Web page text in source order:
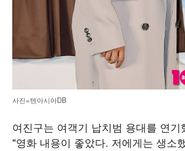
사진=텐아시아DB
여진구는 여객기 납치범 용대를 연기
"영화 내용이 좋았다. 저에게는 생소